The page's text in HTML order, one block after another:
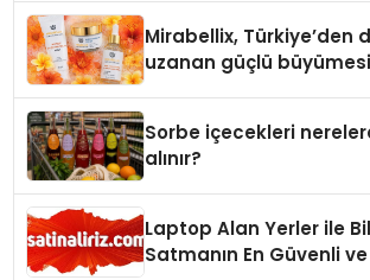
Mirabellix, Türkiye’den
uzanan güçlü
Sorbe içecekleri
alınır?
Laptop Alan Yerler ile
Satmanın En Güvenli ve